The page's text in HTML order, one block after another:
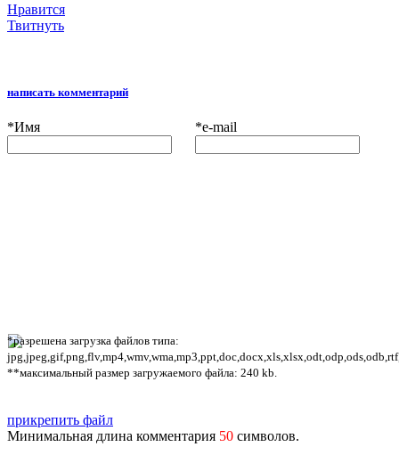
Нравится
Твитнуть
написать комментарий
*Имя *e-mail
*разрешена загрузка файлов типа:
**максимальный размер загружаемого файла: 240 kb.
прикрепить файл
Минимальная длина комментария 50 символов.